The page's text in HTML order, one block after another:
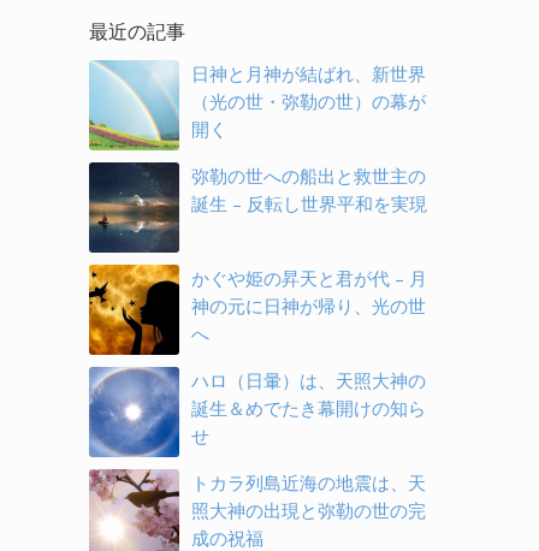
最近の記事
日神と月神が結ばれ、新世界
（光の世・弥勒の世）の幕が
開く
弥勒の世への船出と救世主の
誕生 – 反転し世界平和を実現
かぐや姫の昇天と君が代 – 月
神の元に日神が帰り、光の世
へ
ハロ（日暈）は、天照大神の
誕生＆めでたき幕開けの知ら
せ
トカラ列島近海の地震は、天
照大神の出現と弥勒の世の完
成の祝福